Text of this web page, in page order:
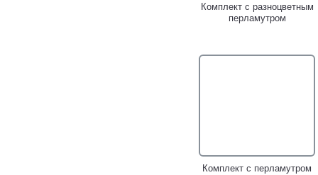
Комплект с разноцветным
перламутром
Комплект с перламутром